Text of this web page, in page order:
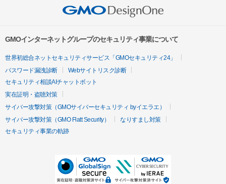
GMOインターネットグループのセキュリティ事業について
世界初総合ネットセキュリティサービス「GMOセキュリティ24」
パスワード漏洩診断
Webサイトリスク診断
セキュリティ相談AIチャットボット
実在証明・盗聴対策
サイバー攻撃対策（GMOサイバーセキュリティ byイエラエ）
サイバー攻撃対策（GMO Flatt Security）
なりすまし対策
セキュリティ事業の軌跡